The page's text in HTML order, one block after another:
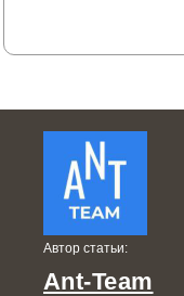
Автор статьи:
Ant-Team